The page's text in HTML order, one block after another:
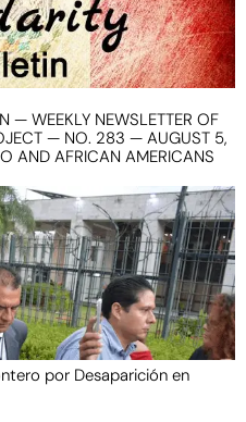
— WEEKLY NEWSLETTER OF
— NO. 283 — AUGUST 5,
AND AFRICAN AMERICANS
por Desaparición en